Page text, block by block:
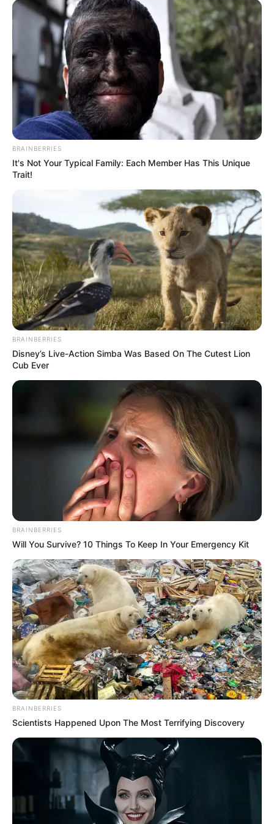
YOUTUBE ΕΓΓΡΑΦΕΊΤΕ
EMAIL ΑΚΟΛΟΥΘΉΣΤΕ
ΣΠΑΜΕ ΤΟ ΜΑΤΡΙΞ – ΤΟ ΒΙΒΛΙΟ
BRAINBERRIES
It's Not Your Typical Family: Each Member Has This Unique
Trait!
BRAINBERRIES
Disney’s Live-Action Simba Was Based On The Cutest Lion
Cub Ever
BRAINBERRIES
Will You Survive? 10 Things To Keep In Your Emergency Kit
BRAINBERRIES
Scientists Happened Upon The Most Terrifying Discovery